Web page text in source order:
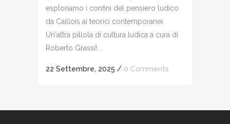
esploriamo i confini del pensiero ludico
da Caillois ai teorici contemporanei.
Un'altra pillola di cultura ludica a cura di
Roberto Grassi!...
22 Settembre, 2025 / 0 Comments